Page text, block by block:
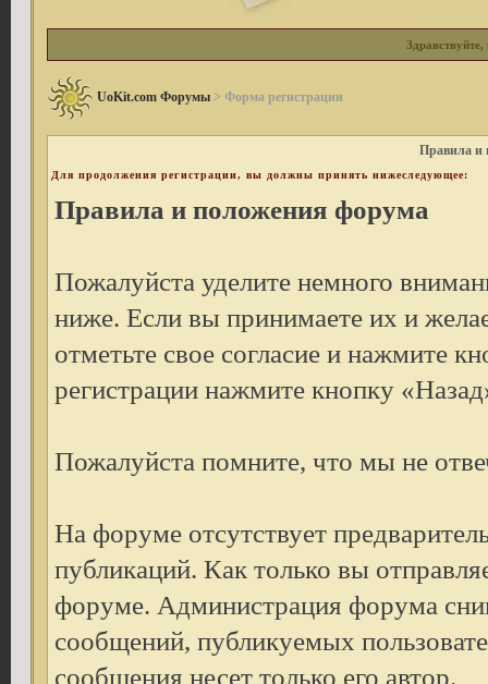
Здравствуйте,
UoKit.com Форумы > Форма регистрации
Правила и
Для продолжения регистрации, вы должны принять нижеследующее:
Правила и положения форума
Пожалуйста уделите немного
ниже. Если вы принимаете их и
отметьте свое согласие и нажмите
регистрации нажмите кнопку
Пожалуйста помните, что мы не
На форуме отсутствует
публикаций. Как только вы
форуме. Администрация форума
сообщений, публикуемых
сообщения несет только его автор.